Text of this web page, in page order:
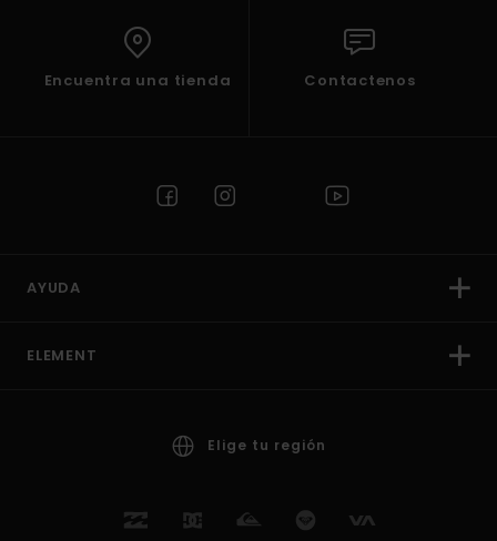
Encuentra una tienda Contactenos
AYUDA
ELEMENT
Elige tu región